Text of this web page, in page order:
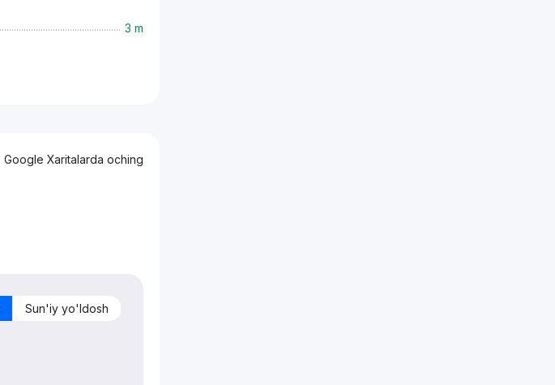
3 m
Google Xaritalarda oching
Sun'iy yo'ldosh